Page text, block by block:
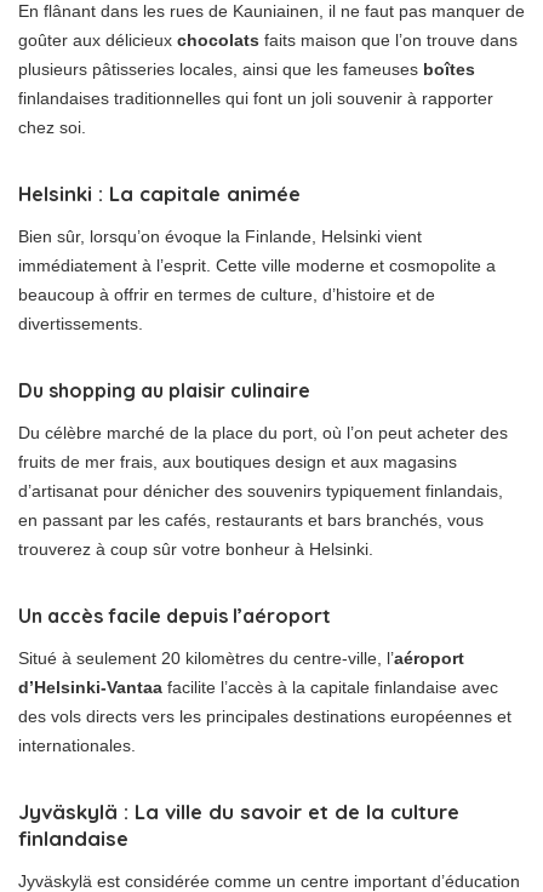
En flânant dans les rues de Kauniainen, il ne faut pas manquer de
goûter aux délicieux chocolats faits maison que l’on trouve dans
plusieurs pâtisseries locales, ainsi que les fameuses boîtes
finlandaises traditionnelles qui font un joli souvenir à rapporter
chez soi.
Helsinki : La capitale animée
Bien sûr, lorsqu’on évoque la Finlande, Helsinki vient
immédiatement à l’esprit. Cette ville moderne et cosmopolite a
beaucoup à offrir en termes de culture, d’histoire et de
divertissements.
Du shopping au plaisir culinaire
Du célèbre marché de la place du port, où l’on peut acheter des
fruits de mer frais, aux boutiques design et aux magasins
d’artisanat pour dénicher des souvenirs typiquement finlandais,
en passant par les cafés, restaurants et bars branchés, vous
trouverez à coup sûr votre bonheur à Helsinki.
Un accès facile depuis l’aéroport
Situé à seulement 20 kilomètres du centre-ville, l’aéroport
d’Helsinki-Vantaa facilite l’accès à la capitale finlandaise avec
des vols directs vers les principales destinations européennes et
internationales.
Jyväskylä : La ville du savoir et de la culture
finlandaise
Jyväskylä est considérée comme un centre important d’éducation